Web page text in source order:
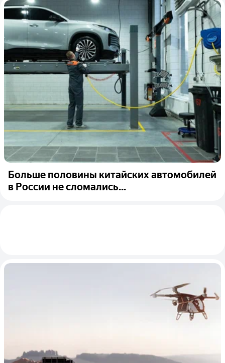
Больше половины китайских автомобилей
в России не сломались...